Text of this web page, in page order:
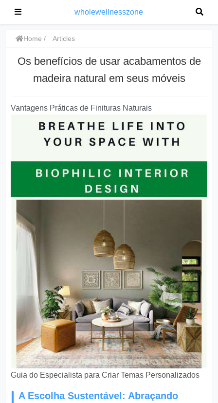
wholewellnesszone
Home Articles
Os benefícios de usar acabamentos de
madeira natural em seus móveis
Vantagens Práticas de Finituras Naturais
Guia do Especialista para Criar Temas Personalizados
A Escolha Sustentável: Abraçando